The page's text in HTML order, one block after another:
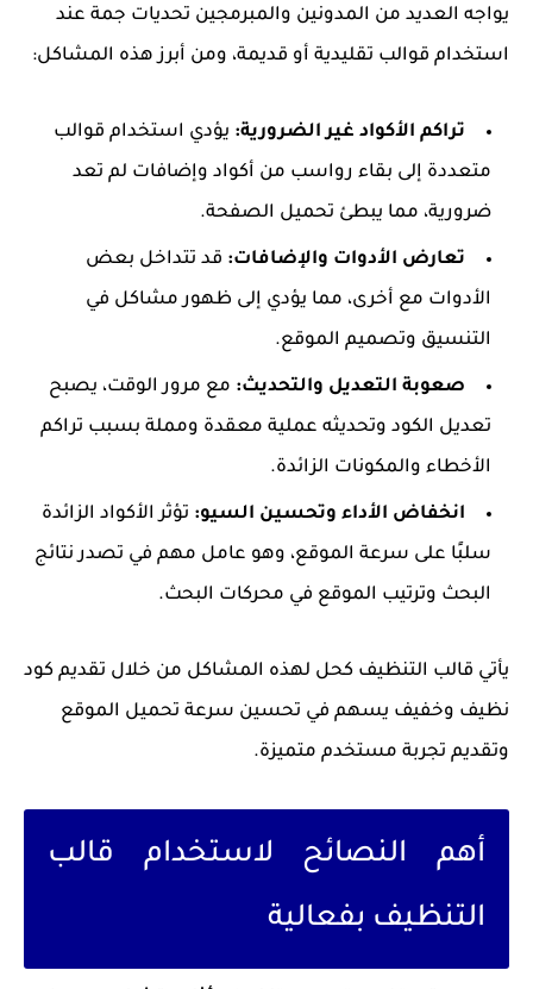
يواجه العديد من المدونين والمبرمجين تحديات جمة عند
استخدام قوالب تقليدية أو قديمة، ومن أبرز هذه المشاكل:
تراكم الأكواد غير الضرورية: يؤدي استخدام قوالب
متعددة إلى بقاء رواسب من أكواد وإضافات لم تعد
ضرورية، مما يبطئ تحميل الصفحة.
تعارض الأدوات والإضافات: قد تتداخل بعض
الأدوات مع أخرى، مما يؤدي إلى ظهور مشاكل في
التنسيق وتصميم الموقع.
صعوبة التعديل والتحديث: مع مرور الوقت، يصبح
تعديل الكود وتحديثه عملية معقدة ومملة بسبب تراكم
الأخطاء والمكونات الزائدة.
انخفاض الأداء وتحسين السيو: تؤثر الأكواد الزائدة
سلبًا على سرعة الموقع، وهو عامل مهم في تصدر نتائج
البحث وترتيب الموقع في محركات البحث.
يأتي قالب التنظيف كحل لهذه المشاكل من خلال تقديم كود
نظيف وخفيف يسهم في تحسين سرعة تحميل الموقع
وتقديم تجربة مستخدم متميزة.
أهم النصائح لاستخدام قالب
التنظيف بفعالية